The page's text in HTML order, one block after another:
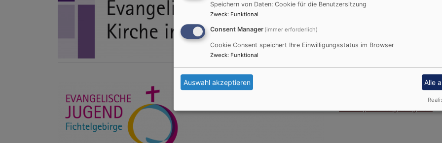
www.bayern-evangelisch.de
Evangelische Jugend
Speichern von Daten: Cookie für die Benutzersitzung
Zweck: Funktional
Consent Manager (immer erforderlich)
Cookie Consent speichert Ihre Einwilligungsstatus im Browser
Zweck: Funktional
Auswahl akzeptieren Alle